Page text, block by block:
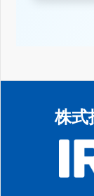
株式